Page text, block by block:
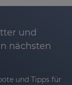
sondern
und
nächsten
und Tipps für